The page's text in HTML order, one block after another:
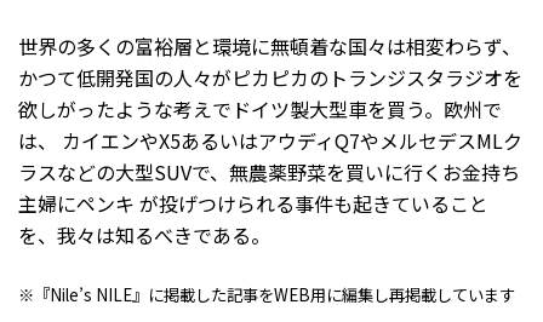
世界の多くの富裕層と環境に無頓着な国々は相変わらず、
かつて低開発国の人々がピカピカのトランジスタラジオを
欲しがったような考えでドイツ製大型車を買う。欧州で
は、 カイエンやX5あるいはアウディQ7やメルセデスMLク
ラスなどの大型SUVで、無農薬野菜を買いに行くお金持ち
主婦にペンキ が投げつけられる事件も起きていること
を、我々は知るべきである。
※『Nile’s NILE』に掲載した記事をWEB用に編集し再掲載しています